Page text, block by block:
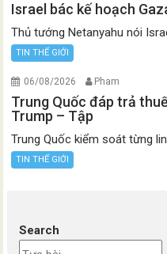
Israel bác kế hoạch
Thủ tướng Netanyahu nói
TIN THẾ GIỚI
06/08/2026 Pham
Trung Quốc đáp trả
Trump – Tập
Trung Quốc kiểm soát từng
TIN THẾ GIỚI
Search